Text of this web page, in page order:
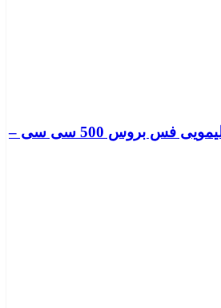
آبجو بدون الکل لیمویی فس بروس 500 سی سی –